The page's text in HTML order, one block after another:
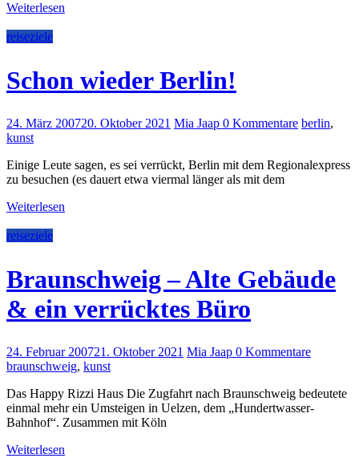
Weiterlesen
reiseziele
Schon wieder Berlin!
24. März 200720. Oktober 2021 Mia Jaap 0 Kommentare berlin,
kunst
Einige Leute sagen, es sei verrückt, Berlin mit dem Regionalexpress
zu besuchen (es dauert etwa viermal länger als mit dem
Weiterlesen
reiseziele
Braunschweig – Alte Gebäude
& ein verrücktes Büro
24. Februar 200721. Oktober 2021 Mia Jaap 0 Kommentare
braunschweig, kunst
Das Happy Rizzi Haus Die Zugfahrt nach Braunschweig bedeutete
einmal mehr ein Umsteigen in Uelzen, dem „Hundertwasser-
Bahnhof“. Zusammen mit Köln
Weiterlesen